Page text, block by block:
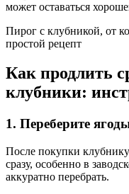
может оставаться
Пирог с клубникой, от
простой рецепт
Как продлить
клубники:
1. Переберите
После покупки
сразу, особенно в
аккуратно перебрать.